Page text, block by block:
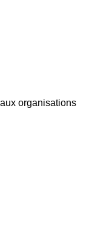
organisations